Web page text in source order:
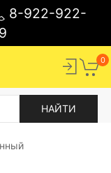
8-922-922-
0